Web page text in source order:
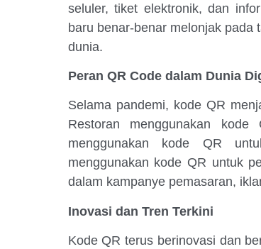
seluler, tiket elektronik, dan
baru benar-benar melonjak pada
dunia.
Peran QR Code dalam Dunia
Selama pandemi, kode QR
Restoran menggunakan
menggunakan kode QR
menggunakan kode QR untuk
dalam kampanye pemasaran,
Inovasi dan Tren Terkini
Kode QR terus berinovasi dan